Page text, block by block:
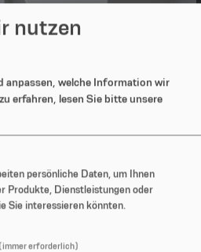
raffen sich unsere gewählten
ein Konzert oder
soll ja schon im Rathaussaal
nutzen
anpassen, welche Information wir
erfahren, lesen Sie bitte unsere
persönliche Daten, um Ihnen
Produkte, Dienstleistungen oder
Sie interessieren könnten.
(immer erforderlich)